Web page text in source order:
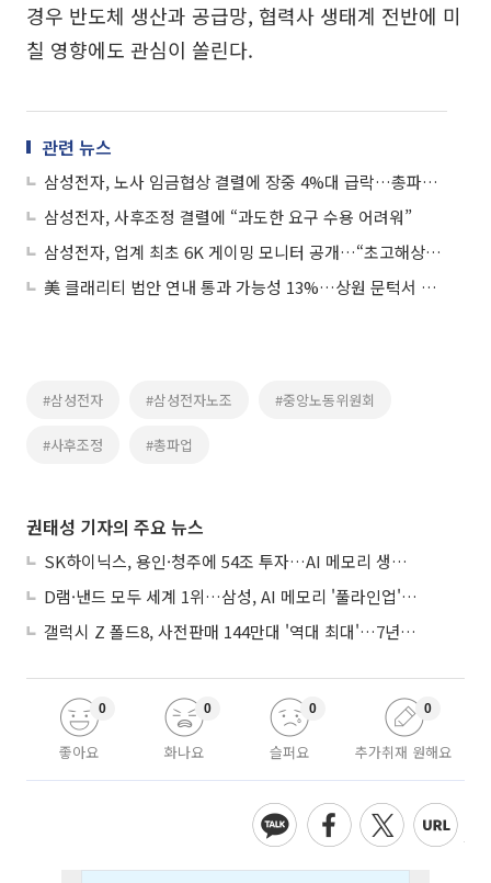
경우 반도체 생산과 공급망, 협력사 생태계 전반에 미
칠 영향에도 관심이 쏠린다.
관련 뉴스
삼성전자, 노사 임금협상 결렬에 장중 4%대 급락…총파업 우려
삼성전자, 사후조정 결렬에 “과도한 요구 수용 어려워”
삼성전자, 업계 최초 6K 게이밍 모니터 공개…“초고해상도·OLED로 시장 공략 강화”
美 클래리티 법안 연내 통과 가능성 13%…상원 문턱서 제동
#삼성전자 #삼성전자노조 #중앙노동위원회
#사후조정 #총파업
권태성 기자의 주요 뉴스
SK하이닉스, 용인·청주에 54조 투자…AI 메모리 생산기지 키운다
D램·낸드 모두 세계 1위…삼성, AI 메모리 '풀라인업'으로 승부
갤럭시 Z 폴드8, 사전판매 144만대 '역대 최대'…7년만에 갤노트10 기록 넘어
좋아요
0
화나요
0
슬퍼요
0
추가취재 원해요
0